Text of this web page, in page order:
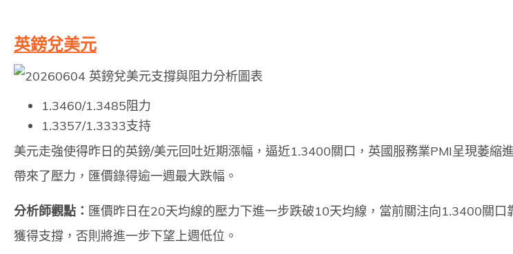
英鎊兌美元
1.3460/1.3485阻力
1.3357/1.3333支持
美元走強使得昨日的英鎊/美元回吐近期漲幅，逼近1.3400關口，英國服務業PMI呈現萎縮
帶來了壓力，匯價錄得逾一週最大跌幅。
分析師觀點： 匯價昨日在20天均線的壓力下進一步跌破10天均線，當前關注向1.3400關口
獲得支撐，否則將進一步下望上週低位。